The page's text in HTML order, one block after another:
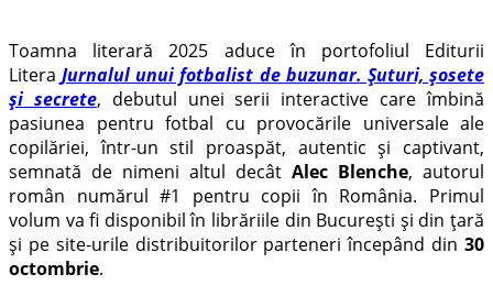
Toamna literară 2025 aduce în portofoliul Editurii
LiteraJurnalul unui fotbalist de buzunar. Șuturi, șosete
și secrete, debutul unei serii interactive care îmbină
pasiunea pentru fotbal cu provocările universale ale
copilăriei, într-un stil proaspăt, autentic și captivant,
semnată de nimeni altul decât Alec Blenche, autorul
român numărul #1 pentru copii în România. Primul
volum va fi disponibil în librăriile din București și din țară
și pe site-urile distribuitorilor parteneri începând din 30
octombrie.